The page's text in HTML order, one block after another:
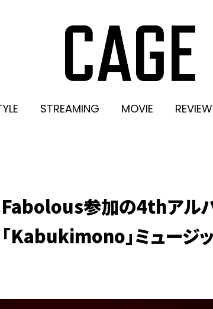
STREAMING MOVIE
参加の4thアル
Kabukimono」ミュージッ